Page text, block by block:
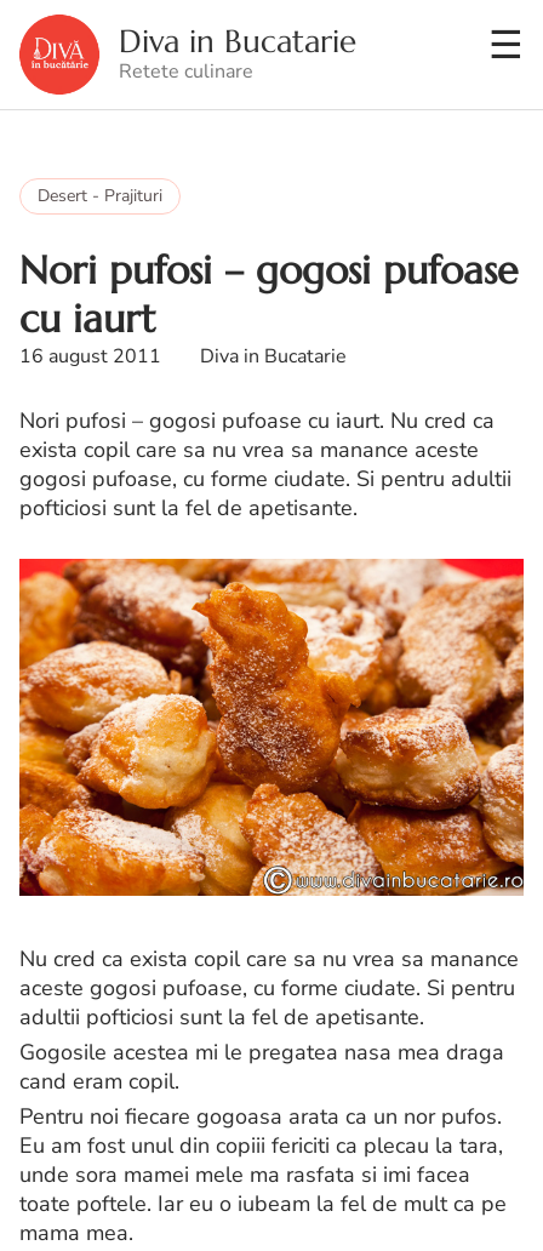
Diva in Bucatarie
Retete culinare
Desert - Prajituri
Nori pufosi – gogosi pufoase
cu iaurt
16 august 2011 Diva in Bucatarie
Nori pufosi – gogosi pufoase cu iaurt. Nu cred ca
exista copil care sa nu vrea sa manance aceste
gogosi pufoase, cu forme ciudate. Si pentru adultii
pofticiosi sunt la fel de apetisante.
Nu cred ca exista copil care sa nu vrea sa manance
aceste gogosi pufoase, cu forme ciudate. Si pentru
adultii pofticiosi sunt la fel de apetisante.
Gogosile acestea mi le pregatea nasa mea draga
cand eram copil.
Pentru noi fiecare gogoasa arata ca un nor pufos.
Eu am fost unul din copiii fericiti ca plecau la tara,
unde sora mamei mele ma rasfata si imi facea
toate poftele. Iar eu o iubeam la fel de mult ca pe
mama mea.